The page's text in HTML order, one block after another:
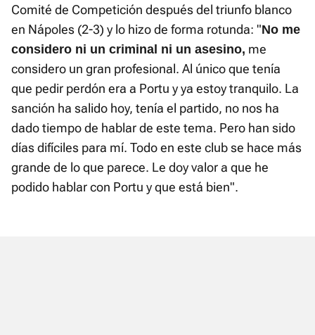
Comité de Competición después del triunfo blanco
en Nápoles (2-3) y lo hizo de forma rotunda: "No me
considero ni un criminal ni un asesino, me
considero un gran profesional. Al único que tenía
que pedir perdón era a Portu y ya estoy tranquilo. La
sanción ha salido hoy, tenía el partido, no nos ha
dado tiempo de hablar de este tema. Pero han sido
días difíciles para mí. Todo en este club se hace más
grande de lo que parece. Le doy valor a que he
podido hablar con Portu y que está bien".